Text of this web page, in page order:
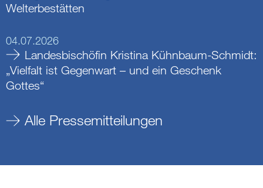
Welterbestätten
04.07.2026
Landesbischöfin Kristina Kühnbaum-Schmidt:
„Vielfalt ist Gegenwart – und ein Geschenk
Gottes“
Alle Pressemitteilungen